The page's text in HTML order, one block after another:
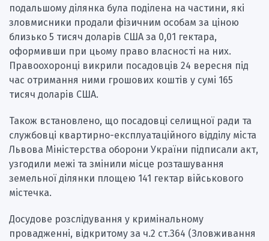
подальшому ділянка була поділена на частини, які
зловмисники продали фізичним особам за ціною
близько 5 тисяч доларів США за 0,01 гектара,
оформивши при цьому право власності на них.
Правоохоронці викрили посадовців 24 вересня під
час отримання ними грошових коштів у сумі 165
тисяч доларів США.
Також встановлено, що посадовці селищної ради та
службовці квартирно-експлуатаційного відділу міста
Львова Міністерства оборони України підписали акт,
узгодили межі та змінили місце розташування
земельної ділянки площею 141 гектар військового
містечка.
Досудове розслідування у кримінальному
провадженні, відкритому за ч.2 ст.364 (Зловживання